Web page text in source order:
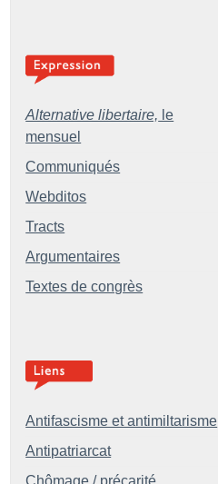
Alternative libertaire, le
mensuel
Communiqués
Webditos
Tracts
Argumentaires
Textes de congrès
Antifascisme et antimiltarisme
Antipatriarcat